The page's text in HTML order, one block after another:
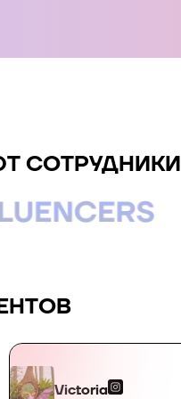
СОТРУДНИКИ
Victoria